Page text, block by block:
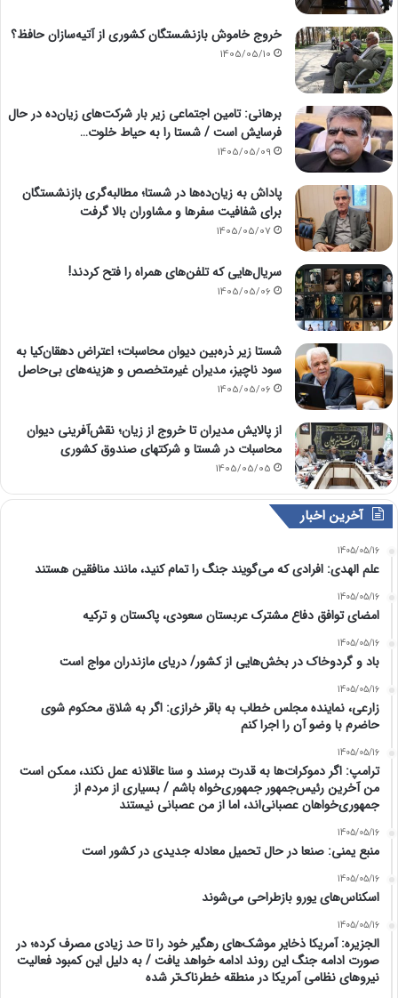
خروج خاموش بازنشستگان کشوری از آتیه‌سازان حافظ؟
1405/05/10
برهانی: تامین اجتماعی زیر بار شرکت‌های زیان‌ده در حال
فرسایش است / شستا را به حیاط خلوت…
1405/05/09
پاداش به زیان‌ده‌ها در شستا؛ مطالبه‌گری بازنشستگان
برای شفافیت سفرها و مشاوران بالا گرفت
1405/05/07
سریال‌هایی که تلفن‌های همراه را فتح کردند!
1405/05/06
شستا زیر ذره‌بین دیوان محاسبات؛ اعتراض دهقان‌کیا به
سود ناچیز، مدیران غیرمتخصص و هزینه‌های بی‌حاصل
1405/05/06
از پالایش مدیران تا خروج از زیان؛ نقش‌آفرینی دیوان
محاسبات در شستا و شرکتهای صندوق کشوری
1405/05/05
آخرین اخبار
1405/05/16
علم الهدی: افرادی که می‌گویند جنگ را تمام کنید، مانند منافقین هستند
1405/05/16
امضای توافق دفاع مشترک عربستان سعودی، پاکستان و ترکیه
1405/05/16
باد و گردوخاک در بخش‌هایی از کشور/ دریای مازندران مواج است
1405/05/16
زارعی، نماینده مجلس خطاب به باقر خرازی: اگر به شلاق محکوم شوی
حاضرم با وضو آن را اجرا کنم
1405/05/16
ترامپ: اگر دموکرات‌ها به قدرت برسند و سنا عاقلانه عمل نکند، ممکن است
من آخرین رئیس‌جمهور جمهوری‌خواه باشم / بسیاری از مردم از
جمهوری‌خواهان عصبانی‌اند، اما از من عصبانی نیستند
1405/05/16
منبع یمنی: صنعا در حال تحمیل معادله جدیدی در کشور است
1405/05/16
اسکناس‌های یورو بازطراحی می‌شوند
1405/05/16
الجزیره: آمریکا ذخایر موشک‌های رهگیر خود را تا حد زیادی مصرف کرده؛ در
صورت ادامه جنگ این روند ادامه خواهد یافت / به دلیل این کمبود فعالیت
نیرو‌های نظامی آمریکا در منطقه خطرناک‌تر شده